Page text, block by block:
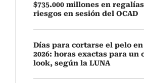
$735.000 millones en
riesgos en sesión del OCAD
Días para cortarse el pelo en
2026: horas exactas para un
look, según la LUNA